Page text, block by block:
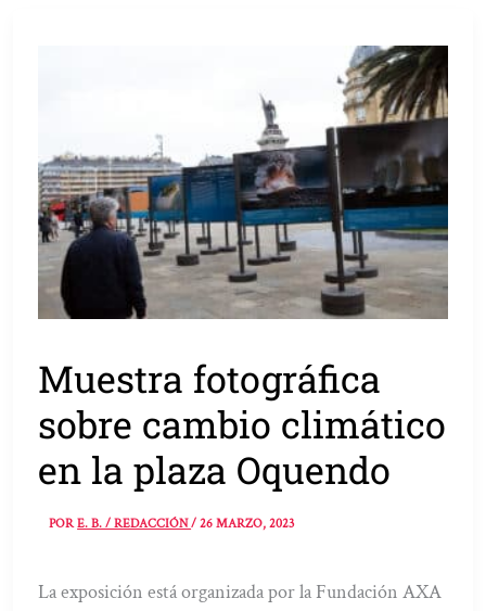
Muestra fotográfica
sobre cambio climático
en la plaza Oquendo
PORE. B. / REDACCIÓN/26 MARZO, 2023
La exposición está organizada por la Fundación AXA